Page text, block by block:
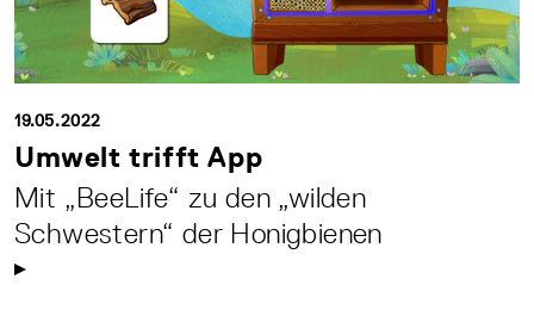
19.05.2022
Umwelt trifft App
Mit „BeeLife“ zu den „wilden
Schwestern“ der Honigbienen